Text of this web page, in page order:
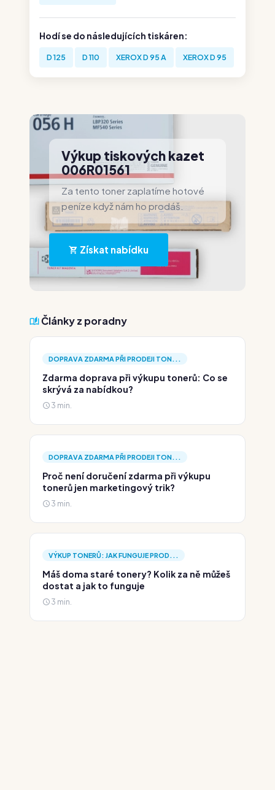
Hodí se do následujících tiskáren:
D 125 D 110 XEROX D 95 A XEROX D 95
Výkup tiskových kazet
006R01561
Za tento toner zaplatíme hotové
peníze když nám ho prodáš.
Získat nabídku
Články z poradny
DOPRAVA ZDARMA PŘI PRODEJI TON...
Zdarma doprava při výkupu tonerů: Co se
skrývá za nabídkou?
3 min.
DOPRAVA ZDARMA PŘI PRODEJI TON...
Proč není doručení zdarma při výkupu
tonerů jen marketingový trik?
3 min.
VÝKUP TONERŮ: JAK FUNGUJE PROD...
Máš doma staré tonery? Kolik za ně můžeš
dostat a jak to funguje
3 min.